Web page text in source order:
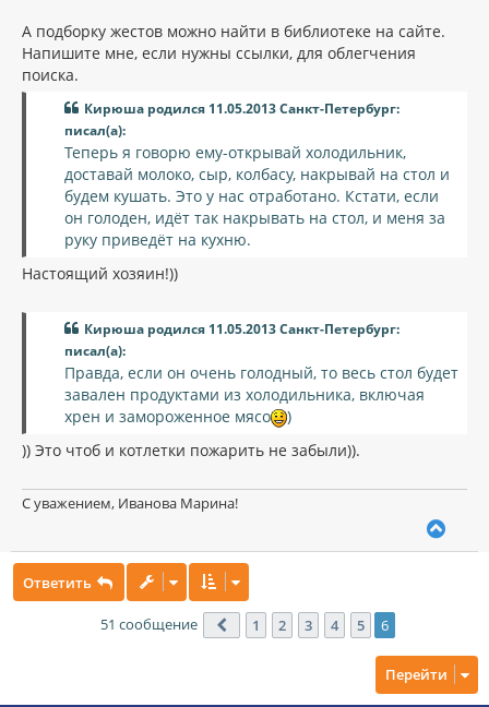
А подборку жестов можно найти в библиотеке на сайте.
Напишите мне, если нужны ссылки, для облегчения
поиска.
Кирюша родился 11.05.2013 Санкт-Петербург:
писал(а):
Теперь я говорю ему-открывай холодильник,
доставай молоко, сыр, колбасу, накрывай на стол и
будем кушать. Это у нас отработано. Кстати, если
он голоден, идёт так накрывать на стол, и меня за
руку приведёт на кухню.
Настоящий хозяин!))
Кирюша родился 11.05.2013 Санкт-Петербург:
писал(а):
Правда, если он очень голодный, то весь стол будет
завален продуктами из холодильника, включая
хрен и замороженное мясо
)
)) Это чтоб и котлетки пожарить не забыли)).
С уважением, Иванова Марина!
с
к
Ответить
51 сообщение Пред.
1 2 3 4 5 6
Перейти